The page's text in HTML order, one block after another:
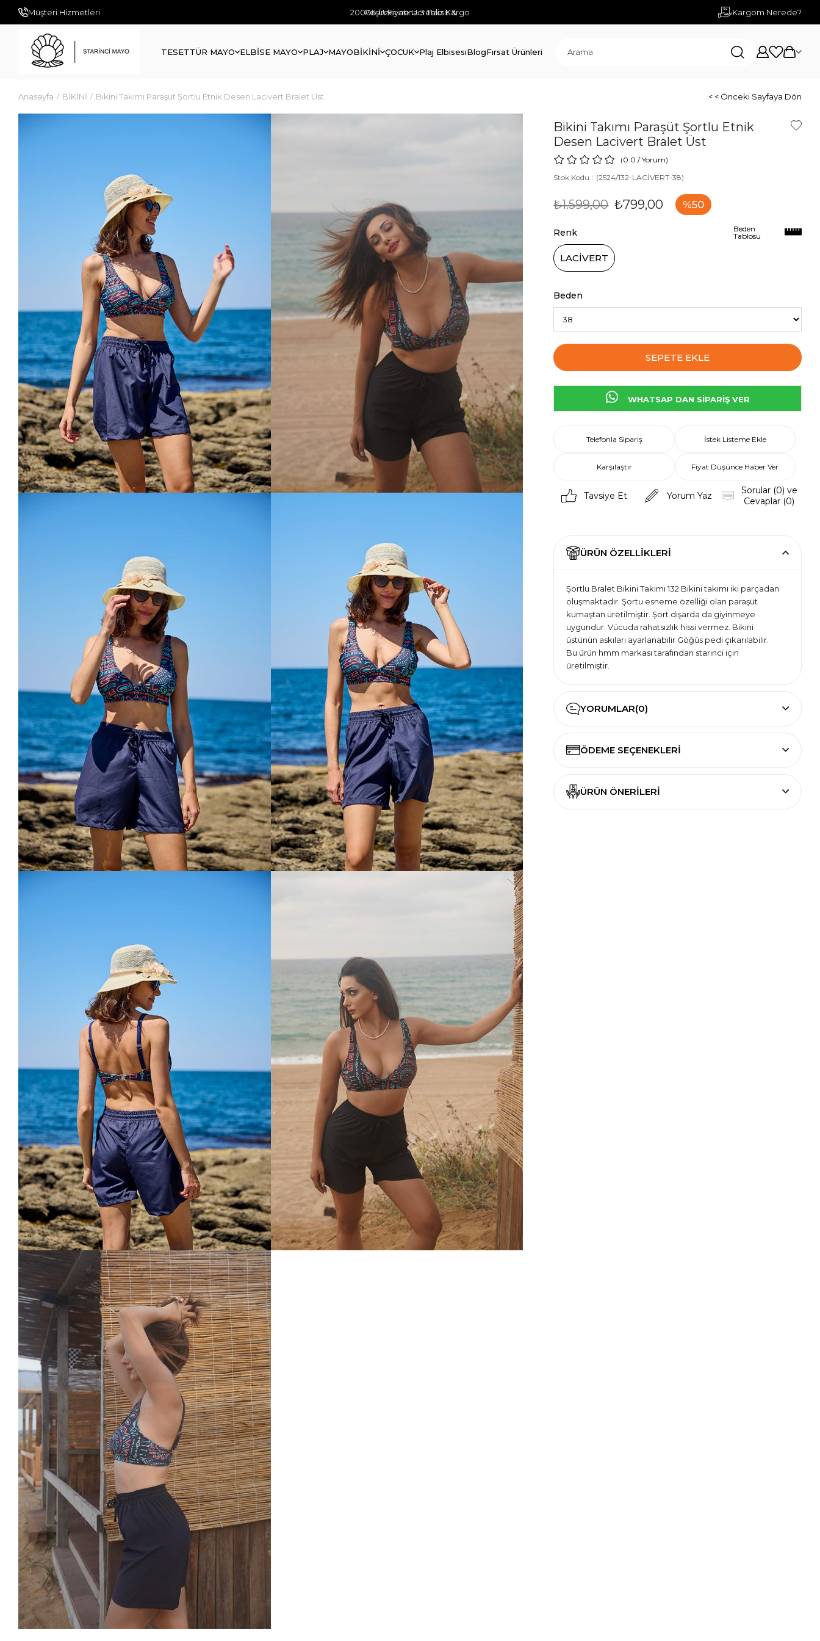
Müşteri Hizmetleri Peşin Fiyatına 3 Taksit &
2000₺ Üzerine Ücretsiz Kargo Kargom Nerede?
TESETTÜR MAYO ELBİSE MAYO PLAJ MAYOBİKİNİ ÇOCUK Plaj ElbisesiBlogFırsat Ürünleri
Anasayfa BİKİNİ Bikini Takımı Paraşüt Şortlu Etnik Desen Lacivert Bralet Üst < < Önceki Sayfaya Dön
Bikini Takımı Paraşüt Şortlu Etnik
Desen Lacivert Bralet Üst
0.0 /Yorum)
Stok Kodu
(2524/132-LACİVERT-38)
₺1.599,00 ₺799,00 50
Renk
LACİVERT
Beden
Beden
Tablosu
Beden
Tablosu
WHATSAP DAN SİPARİŞ VER
Telefonla Sipariş İstek Listeme Ekle
Karşılaştır Fiyat Düşünce Haber Ver
Tavsiye Et Yorum Yaz
Sorular (0) ve
Cevaplar (0)
ÜRÜN ÖZELLIKLERI
Şortlu Bralet Bikini Takımı 132 Bikini takımı iki parçadan
oluşmaktadır. Şortu esneme özelliği olan paraşüt
kumaştan üretilmiştir. Şort dışarda da giyinmeye
uygundur. Vücuda rahatsızlık hissi vermez. Bikini
üstünün askıları ayarlanabilir Göğüs pedi çıkarılabilir.
Bu ürün hmm markası tarafından starinci için
üretilmiştir.
YORUMLAR(0)
ÖDEME SEÇENEKLERI
ÜRÜN ÖNERILERI